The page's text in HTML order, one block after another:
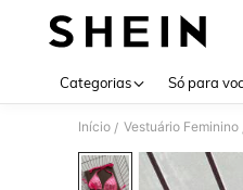
Categorias Só para
Início / Vestuário Feminino